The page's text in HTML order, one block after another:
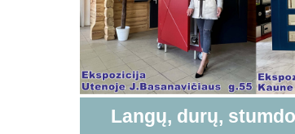
Langų, durų,